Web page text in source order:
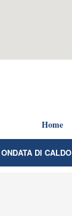
Home
ONDATA DI CALDO